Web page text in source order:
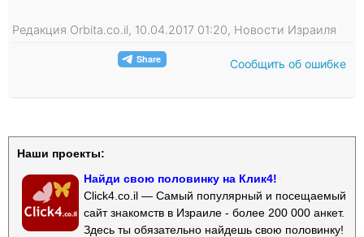
Редакция Orbita.co.il, 10.04.2017 01:20, Новости Израиля
Сообщить об ошибке
Наши проекты:
Найди свою половинку на Клик4!
Click4.co.il — Самый популярный и посещаемый
сайт знакомств в Израиле - более 200 000 анкет.
Здесь ты обязательно найдешь свою половинку!